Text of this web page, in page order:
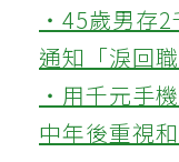
‧45歲男存2
通知「淚回
‧用千元手
中年後重視